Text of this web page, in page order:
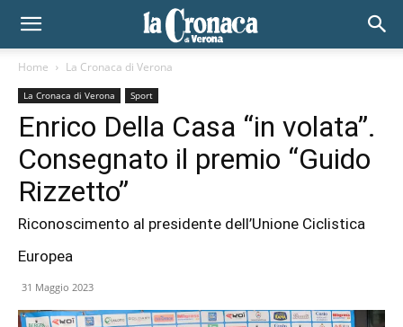
Home La Cronaca di Verona
La Cronaca di Verona Sport
Enrico Della Casa “in volata”.
Consegnato il premio “Guido
Rizzetto”
Riconoscimento al presidente dell’Unione Ciclistica
Europea
31 Maggio 2023